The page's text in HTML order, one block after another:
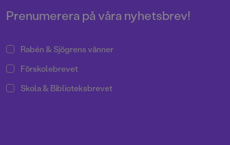
Prenumerera på våra nyhetsbrev!
Rabén & Sjögrens vänner
Förskolebrevet
Skola & Biblioteksbrevet